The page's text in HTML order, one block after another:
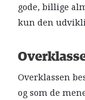
gode, billige
kun den
Overklassen
og som de